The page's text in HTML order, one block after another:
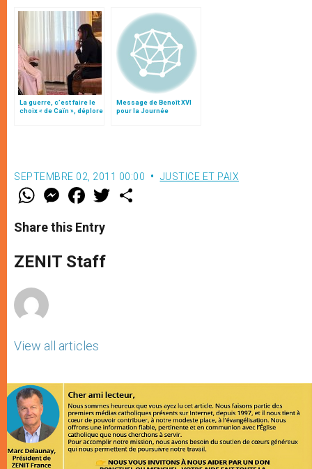
La guerre, c’est faire le
choix « de Caïn », déplore
Message de Benoît XVI
pour la Journée
SEPTEMBRE 02, 2011 00:00 JUSTICE ET PAIX
W
t
s
p
p
M
e
s
e
g
e
F
a
e
b
o
k
w
Share this Entry
ZENIT Staff
View all articles